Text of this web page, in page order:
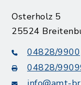
Osterholz 5
25524
04828/9900
04828/